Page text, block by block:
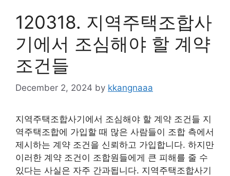
120318. 지역주택조합사
기에서 조심해야 할 계약
조건들
December 2, 2024 by kkangnaaa
지역주택조합사기에서 조심해야 할 계약 조건들 지
역주택조합에 가입할 때 많은 사람들이 조합 측에서
제시하는 계약 조건을 신뢰하고 가입합니다. 하지만
이러한 계약 조건이 조합원들에게 큰 피해를 줄 수
있다는 사실은 자주 간과됩니다. 지역주택조합사기